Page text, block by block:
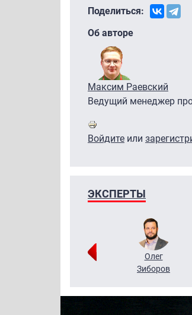
Поделиться:
Об авторе
Максим Раевский
Ведущий менеджер
Войдите или
ЭКСПЕРТЫ
Олег
Зиборов